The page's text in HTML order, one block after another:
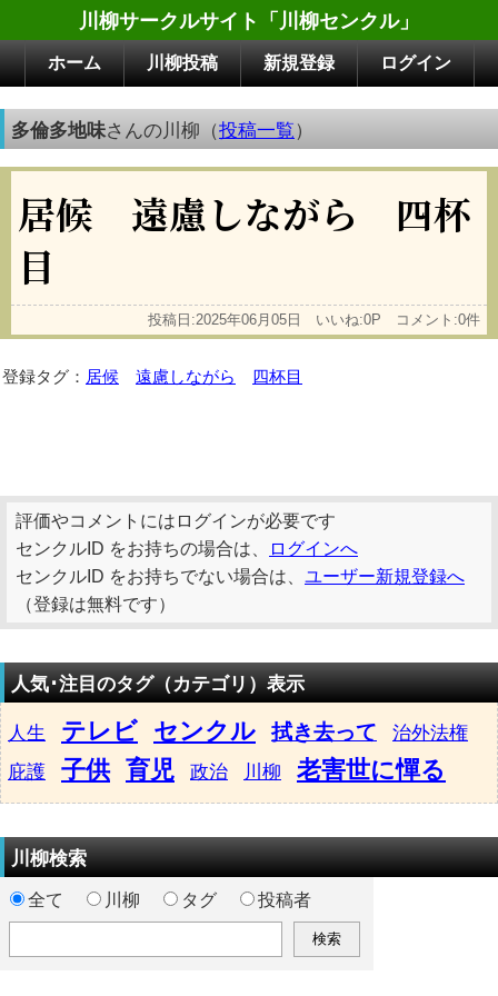
川柳サークルサイト「川柳センクル」
ホーム 川柳投稿 新規登録 ログイン
多倫多地味さんの川柳（投稿一覧）
居候 遠慮しながら 四杯
目
投稿日:2025年06月05日 いいね:0P コメント:0件
登録タグ： 居候 遠慮しながら 四杯目
評価やコメントにはログインが必要です
センクルID をお持ちの場合は、
ログインへ
センクルID をお持ちでない場合は、 ユーザー新規登録へ
（登録は無料です）
人気･注目のタグ（カテゴリ）表示
人生 テレビ センクル 拭き去って
治外法権
庇護
子供 育児 政治 川柳 老害世に憚る
川柳検索
全て 川柳 タグ 投稿者